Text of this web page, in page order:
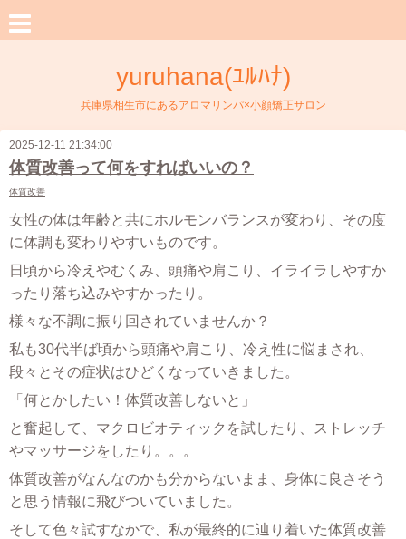
yuruhana(ﾕﾙﾊﾅ)
兵庫県相生市にあるアロマリンパ×小顔矯正サロン
2025-12-11 21:34:00
体質改善って何をすればいいの？
体質改善
女性の体は年齢と共にホルモンバランスが変わり、その度
に体調も変わりやすいものです。
日頃から冷えやむくみ、頭痛や肩こり、イライラしやすか
ったり落ち込みやすかったり。
様々な不調に振り回されていませんか？
私も30代半ば頃から頭痛や肩こり、冷え性に悩まされ、
段々とその症状はひどくなっていきました。
「何とかしたい！体質改善しないと」
と奮起して、マクロビオティックを試したり、ストレッチ
やマッサージをしたり。。。
体質改善がなんなのかも分からないまま、身体に良さそう
と思う情報に飛びついていました。
そして色々試すなかで、私が最終的に辿り着いた体質改善